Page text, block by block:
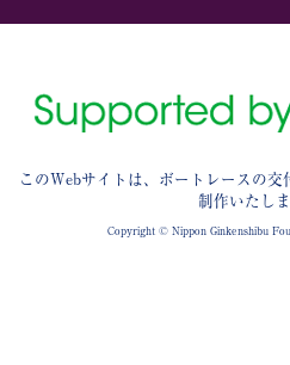
このWebサイトは、ボートレースの交
制作いたしま
Copyright © Nippon Ginkenshibu